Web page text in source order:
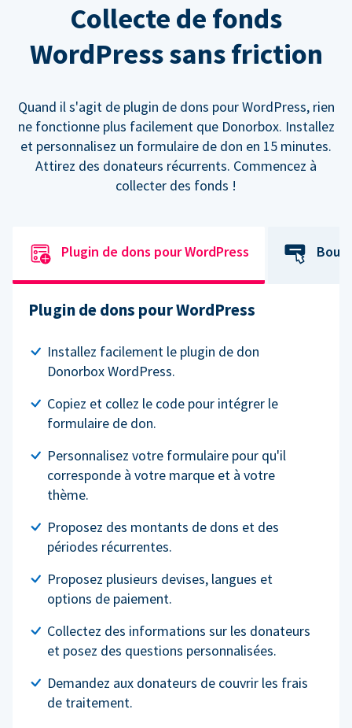
Collecte de fonds
WordPress sans friction
Quand il s'agit de plugin de dons pour WordPress, rien
ne fonctionne plus facilement que Donorbox. Installez
et personnalisez un formulaire de don en 15 minutes.
Attirez des donateurs récurrents. Commencez à
collecter des fonds !
Plugin de dons pour WordPress
Plugin de dons pour WordPress
Installez facilement le plugin de don
Donorbox WordPress.
Copiez et collez le code pour intégrer le
formulaire de don.
Personnalisez votre formulaire pour qu'il
corresponde à votre marque et à votre
thème.
Proposez des montants de dons et des
périodes récurrentes.
Proposez plusieurs devises, langues et
options de paiement.
Collectez des informations sur les donateurs
et posez des questions personnalisées.
Demandez aux donateurs de couvrir les frais
de traitement.